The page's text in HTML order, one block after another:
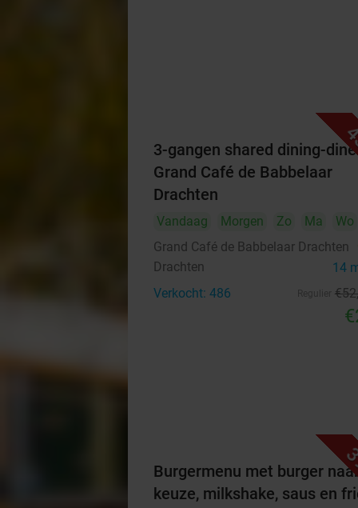
3-gangen shared dining-
Grand Café de Babbelaar
Drachten
Vandaag Morgen Zo Ma Wo
Grand Café de Babbelaar Drachten
Drachten 14
Verkocht: 486 €52
Burgermenu met burger
keuze, milkshake, saus en